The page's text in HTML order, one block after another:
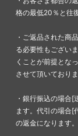
格の最低20％と往
・ご返品された商
る必要性もござい
くことが前提とな
させて頂いておりま
・銀行振込の場合[
ます。代引の場合[
の返金になります。